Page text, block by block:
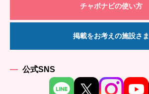
チャボナビの使い方
掲載をお考えの施設さま
公式SNS